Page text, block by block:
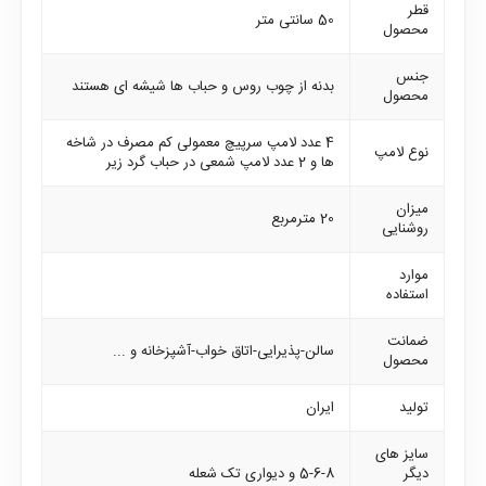
قطر
محصول
50 سانتی متر
جنس
محصول
بدنه از چوب روس و حباب ها شیشه ای هستند
نوع لامپ
4 عدد لامپ سرپیچ معمولی کم مصرف در شاخه
ها و 2 عدد لامپ شمعی در حباب گرد زیر
میزان
روشنایی
20 مترمربع
موارد
استفاده
ضمانت
محصول
سالن-پذیرایی-اتاق خواب-آشپزخانه و ...
تولید
ایران
سایز های
دیگر
5-6-8 و دیواری تک شعله